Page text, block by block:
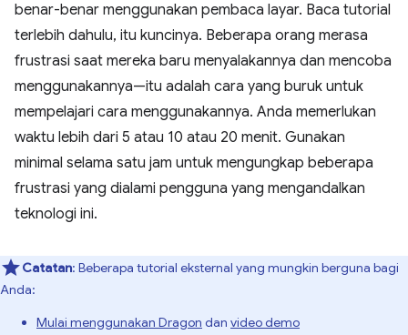
benar-benar menggunakan pembaca layar. Baca tutorial
terlebih dahulu, itu kuncinya. Beberapa orang merasa
frustrasi saat mereka baru menyalakannya dan mencoba
menggunakannya—itu adalah cara yang buruk untuk
mempelajari cara menggunakannya. Anda memerlukan
waktu lebih dari 5 atau 10 atau 20 menit. Gunakan
minimal selama satu jam untuk mengungkap beberapa
frustrasi yang dialami pengguna yang mengandalkan
teknologi ini.
Catatan: Beberapa tutorial eksternal yang mungkin berguna bagi
Anda:
Mulai menggunakan Dragon dan video demo